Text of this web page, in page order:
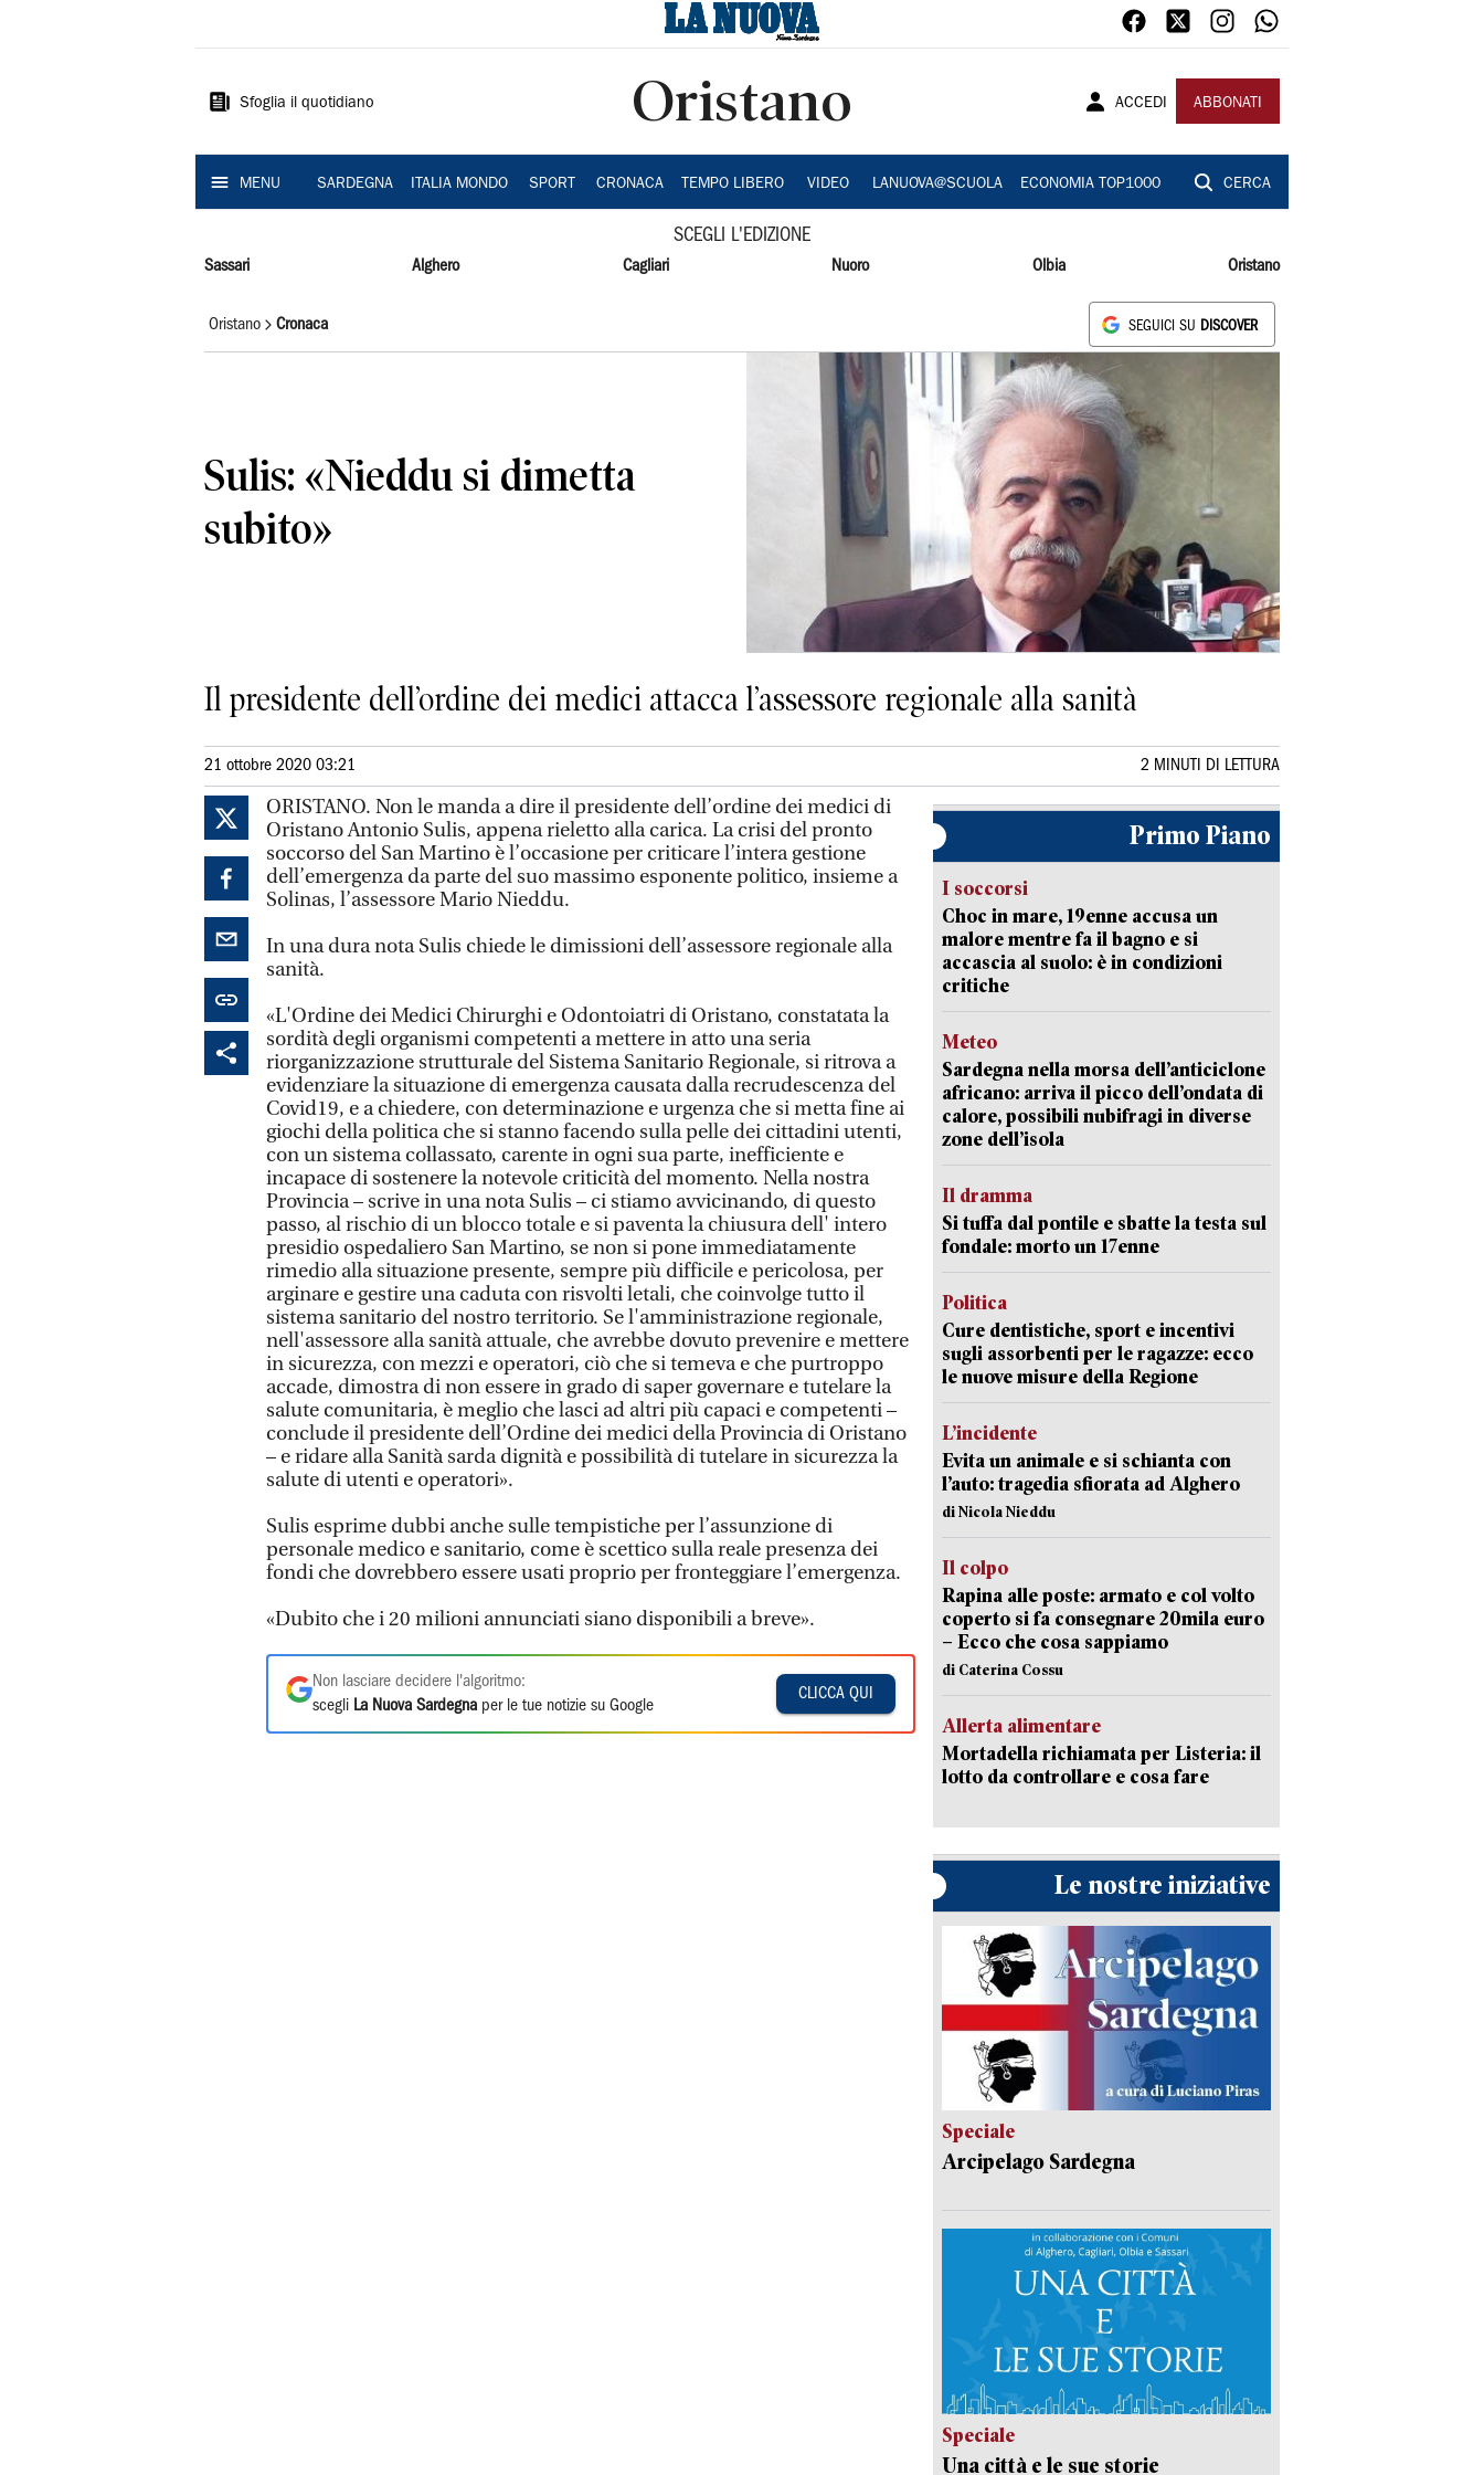
Sardegna
Sfoglia il quotidiano Oristano ACCEDI ABBONATI
MENU SARDEGNA ITALIA MONDO SPORT CRONACA TEMPO LIBERO VIDEO LANUOVA@SCUOLA ECONOMIA TOP1000 CERCA
SCEGLI L'EDIZIONE
Sassari Alghero Cagliari Nuoro Olbia Oristano
Oristano Cronaca SEGUICI SU DISCOVER
Sulis: «Nieddu si dimetta
subito»
Il presidente dell’ordine dei medici attacca l’assessore regionale alla sanità
21 ottobre 2020 03:21 2 MINUTI DI LETTURA
ORISTANO. Non le manda a dire il presidente dell’ordine dei medici di
Oristano Antonio Sulis, appena rieletto alla carica. La crisi del pronto
soccorso del San Martino è l’occasione per criticare l’intera gestione
dell’emergenza da parte del suo massimo esponente politico, insieme a
Solinas, l’assessore Mario Nieddu.
In una dura nota Sulis chiede le dimissioni dell’assessore regionale alla
sanità.
«L'Ordine dei Medici Chirurghi e Odontoiatri di Oristano, constatata la
sordità degli organismi competenti a mettere in atto una seria
riorganizzazione strutturale del Sistema Sanitario Regionale, si ritrova a
evidenziare la situazione di emergenza causata dalla recrudescenza del
Covid19, e a chiedere, con determinazione e urgenza che si metta fine ai
giochi della politica che si stanno facendo sulla pelle dei cittadini utenti,
con un sistema collassato, carente in ogni sua parte, inefficiente e
incapace di sostenere la notevole criticità del momento. Nella nostra
Provincia – scrive in una nota Sulis – ci stiamo avvicinando, di questo
passo, al rischio di un blocco totale e si paventa la chiusura dell' intero
presidio ospedaliero San Martino, se non si pone immediatamente
rimedio alla situazione presente, sempre più difficile e pericolosa, per
arginare e gestire una caduta con risvolti letali, che coinvolge tutto il
sistema sanitario del nostro territorio. Se l'amministrazione regionale,
nell'assessore alla sanità attuale, che avrebbe dovuto prevenire e mettere
in sicurezza, con mezzi e operatori, ciò che si temeva e che purtroppo
accade, dimostra di non essere in grado di saper governare e tutelare la
salute comunitaria, è meglio che lasci ad altri più capaci e competenti –
conclude il presidente dell’Ordine dei medici della Provincia di Oristano
– e ridare alla Sanità sarda dignità e possibilità di tutelare in sicurezza la
salute di utenti e operatori».
Sulis esprime dubbi anche sulle tempistiche per l’assunzione di
personale medico e sanitario, come è scettico sulla reale presenza dei
fondi che dovrebbero essere usati proprio per fronteggiare l’emergenza.
«Dubito che i 20 milioni annunciati siano disponibili a breve».
Non lasciare decidere l'algoritmo:
scegli La Nuova Sardegna per le tue notizie su Google
CLICCA QUI
Primo Piano
I soccorsi
Choc in mare, 19enne accusa un
malore mentre fa il bagno e si
accascia al suolo: è in condizioni
critiche
Meteo
Sardegna nella morsa dell’anticiclone
africano: arriva il picco dell’ondata di
calore, possibili nubifragi in diverse
zone dell’isola
Il dramma
Si tuffa dal pontile e sbatte la testa sul
fondale: morto un 17enne
Politica
Cure dentistiche, sport e incentivi
sugli assorbenti per le ragazze: ecco
le nuove misure della Regione
L’incidente
Evita un animale e si schianta con
l’auto: tragedia sfiorata ad Alghero
di Nicola Nieddu
Il colpo
Rapina alle poste: armato e col volto
coperto si fa consegnare 20mila euro
– Ecco che cosa sappiamo
di Caterina Cossu
Allerta alimentare
Mortadella richiamata per Listeria: il
lotto da controllare e cosa fare
Le nostre iniziative
Speciale
Arcipelago Sardegna
Speciale
Una città e le sue storie